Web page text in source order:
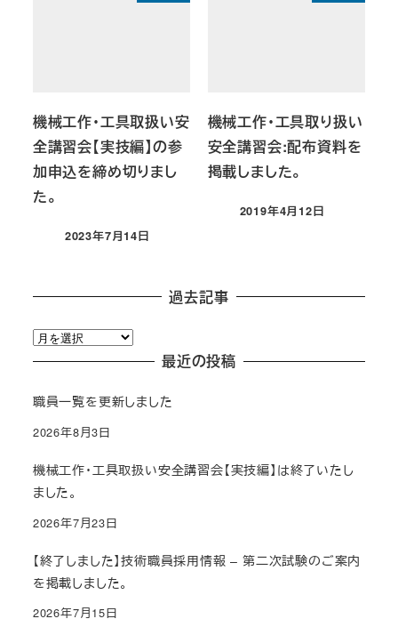
機械工作・工具取扱い安
全講習会【実技編】の参
加申込を締め切りまし
た。
投稿日
2023年7月14日
機械工作・工具取り扱い
安全講習会:配布資料を
掲載しました。
投稿日
2019年4月12日
過去記事
過
去
事
最近の投稿
職員一覧を更新しました
2026年8月3日
機械工作・工具取扱い安全講習会【実技編】は終了いたし
ました。
2026年7月23日
【終了しました】技術職員採用情報 – 第二次試験のご案内
を掲載しました。
2026年7月15日